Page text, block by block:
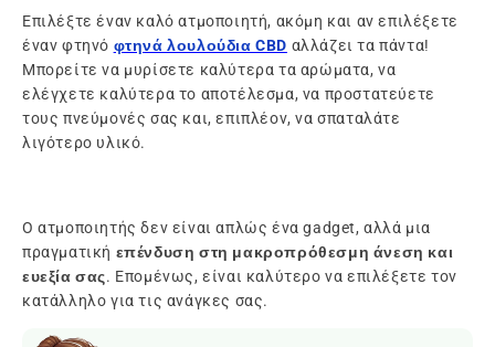
Επιλέξτε έναν καλό ατμοποιητή, ακόμη και αν επιλέξετε
έναν φτηνό φτηνά λουλούδια CBD αλλάζει τα πάντα!
Μπορείτε να μυρίσετε καλύτερα τα αρώματα, να
ελέγχετε καλύτερα το αποτέλεσμα, να προστατεύετε
τους πνεύμονές σας και, επιπλέον, να σπαταλάτε
λιγότερο υλικό.
Ο ατμοποιητής δεν είναι απλώς ένα gadget, αλλά μια
πραγματική επένδυση στη μακροπρόθεσμη άνεση και
ευεξία σας. Επομένως, είναι καλύτερο να επιλέξετε τον
κατάλληλο για τις ανάγκες σας.